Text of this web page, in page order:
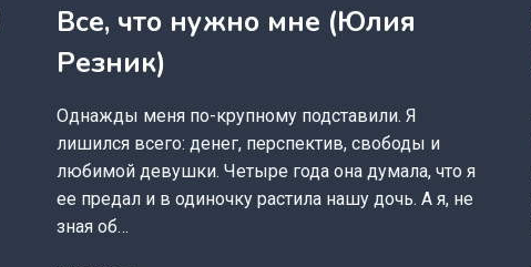
Все, что нужно мне (Юлия
Резник)
Однажды меня по-крупному подставили. Я
лишился всего: денег, перспектив, свободы и
любимой девушки. Четыре года она думала, что я
ее предал и в одиночку растила нашу дочь. А я, не
зная об…